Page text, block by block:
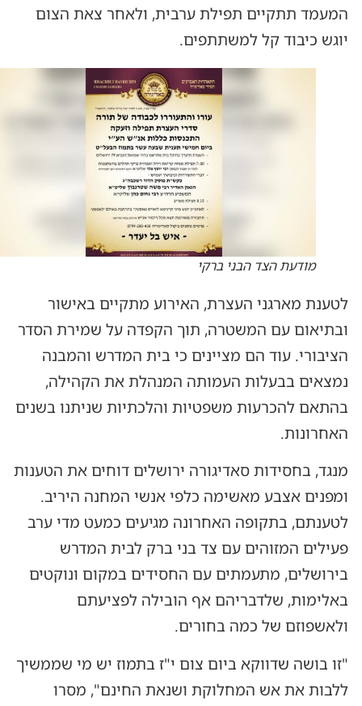
המעמד תתקיים תפילת ערבית, ולאחר צאת הצום
יוגש כיבוד קל למשתתפים.
מודעת הצד הבני ברקי
לטענת מארגני העצרת, האירוע מתקיים באישור
ובתיאום עם המשטרה, תוך הקפדה על שמירת הסדר
הציבורי. עוד הם מציינים כי בית המדרש והמבנה
נמצאים בבעלות העמותה המנהלת את הקהילה,
בהתאם להכרעות משפטיות והלכתיות שניתנו בשנים
האחרונות.
מנגד, בחסידות סאדיגורה ירושלים דוחים את הטענות
ומפנים אצבע מאשימה כלפי אנשי המחנה היריב.
לטענתם, בתקופה האחרונה מגיעים כמעט מדי ערב
פעילים המזוהים עם צד בני ברק לבית המדרש
בירושלים, מתעמתים עם החסידים במקום ונוקטים
באלימות, שלדבריהם אף הובילה לפציעתם
ולאשפוזם של כמה בחורים.
"זו בושה שדווקא ביום צום י"ז בתמוז יש מי שממשיך
ללבות את אש המחלוקת ושנאת החינם", מסרו